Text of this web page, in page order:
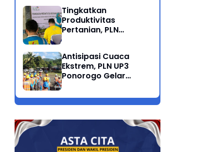
Tingkatkan
Produktivitas
Pertanian, PLN
Listrik ke Desa
Ngrukem
Antisipasi Cuaca
Ekstrem, PLN UP3
Ponorogo Gelar
Penyulang Prigi
Trenggalek